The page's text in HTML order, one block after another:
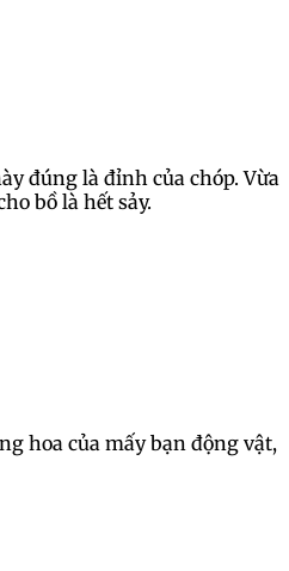
đúng là đỉnh của chóp. Vừa
bồ là hết sảy.
hoa của mấy bạn động vật,